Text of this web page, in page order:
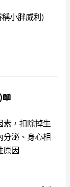
小胖威利)
素，扣除掉生
分泌、身心相
原因